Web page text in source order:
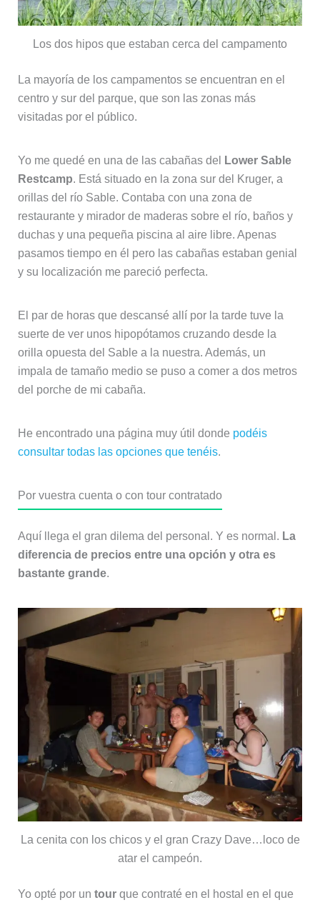
Los dos hipos que estaban cerca del campamento
La mayoría de los campamentos se encuentran en el
centro y sur del parque, que son las zonas más
visitadas por el público.
Yo me quedé en una de las cabañas del
Lower Sable
Restcamp. Está situado en la zona sur del Kruger, a
orillas del río Sable. Contaba con una zona de
restaurante y mirador de maderas sobre el río, baños y
duchas y una pequeña piscina al aire libre. Apenas
pasamos tiempo en él pero las cabañas estaban genial
y su localización me pareció perfecta.
El par de horas que descansé allí por la tarde tuve la
suerte de ver unos hipopótamos cruzando desde la
orilla opuesta del Sable a la nuestra. Además, un
impala de tamaño medio se puso a comer a dos metros
del porche de mi cabaña.
He encontrado una página muy útil donde podéis
consultar todas las opciones que tenéis.
Por vuestra cuenta o con tour contratado
Aquí llega el gran dilema del personal. Y es normal. La
diferencia de precios entre una opción y otra es
bastante grande.
La cenita con los chicos y el gran Crazy Dave…loco de
atar el campeón.
Yo opté por un tourque contraté en el hostal en el que